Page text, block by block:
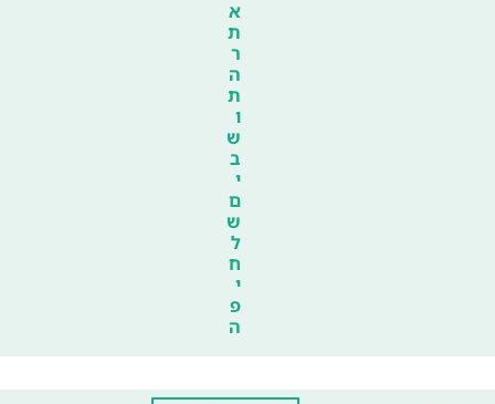
א
ת
ר
ה
ת
ו
ש
ב
י
ם
ש
ל
ח
י
פ
ה